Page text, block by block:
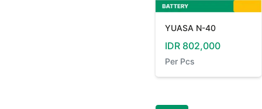
YUASA N-40
IDR 802,000
Per Pcs